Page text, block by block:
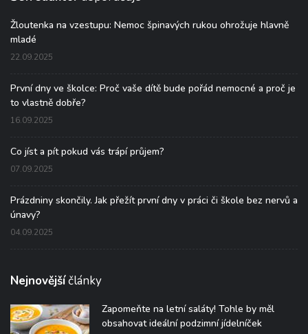
Žloutenka na vzestupu: Nemoc špinavých rukou ohrožuje hlavně
mladé
22.09.2025
První dny ve školce: Proč vaše dítě bude pořád nemocné a proč je
to vlastně dobře?
16.09.2025
Co jíst a pít pokud vás trápí průjem?
07.09.2025
Prázdniny skončily. Jak přežít první dny v práci či škole bez nervů a
únavy?
04.09.2025
Nejnovějšíčlánky
Zapomeňte na letní saláty! Tohle by měl
obsahovat ideální podzimní jídelníček